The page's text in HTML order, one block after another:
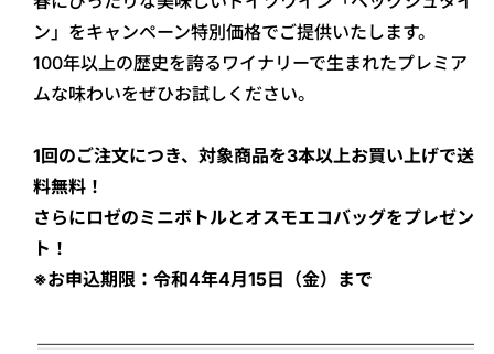
ン」をキャンペーン特別価格でご提供いたします。
100年以上の歴史を誇るワイナリーで生まれたプレミア
ムな味わいをぜひお試しください。
1回のご注文につき、対象商品を3本以上お買い上げで送
料無料！
さらにロゼのミニボトルとオスモエコバッグをプレゼン
ト！
※お申込期限：令和4年4月15日（金）まで